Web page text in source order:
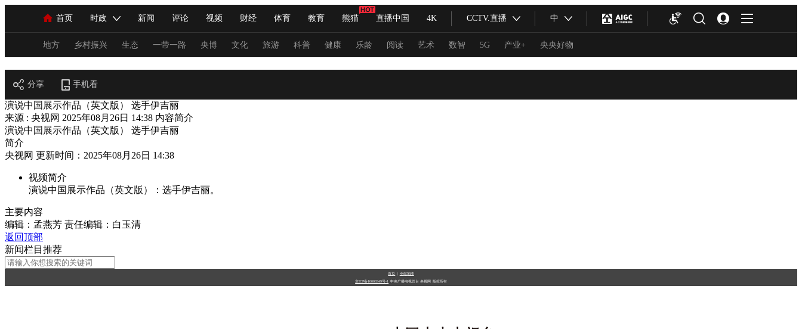
首页 时政 新闻 评论 视频 财经 体育 教育 熊猫 直播中国 4K CCTV.直播 中
人民领袖习近平 联播+ 中国领导人 央视快评 习式妙语 热解读 天天学习
直播 栏目大全 节目单 听音 微视频 主持人 下载央视影音
海外频道 iPanda English Монгол
地方 乡村振兴 生态 一带一路 央博 文化 旅游 科普 健康 乐龄 阅读 艺术 数智 5G 产业+ 央央好物
总台春晚
新闻 国内 国际 评论
人民领袖习近平 联播+
视频 小央视频 小央直播 直播中国
VIP会员 CCTV奥林匹克频道
财经 教育 乡村振兴 生态环境 一带一路 央博 非遗 文化 旅游 科普 健康 乐龄 阅读 艺术 汽车 数智 5G 产业+
分享 手机看
演说中国展示作品（英文版） 选手伊吉丽
来源 : 央视网 2025年08月26日 14:38 内容简介
演说中国展示作品（英文版） 选手伊吉丽
简介
央视网 更新时间：2025年08月26日 14:38
视频简介
演说中国展示作品（英文版）：选手伊吉丽。
主要内容
编辑：孟燕芳 责任编辑：白玉清
返回顶部
新闻栏目推荐
首页 全站地图
京ICP备10003349号-1 中央广播电视总台 央视网 版权所有